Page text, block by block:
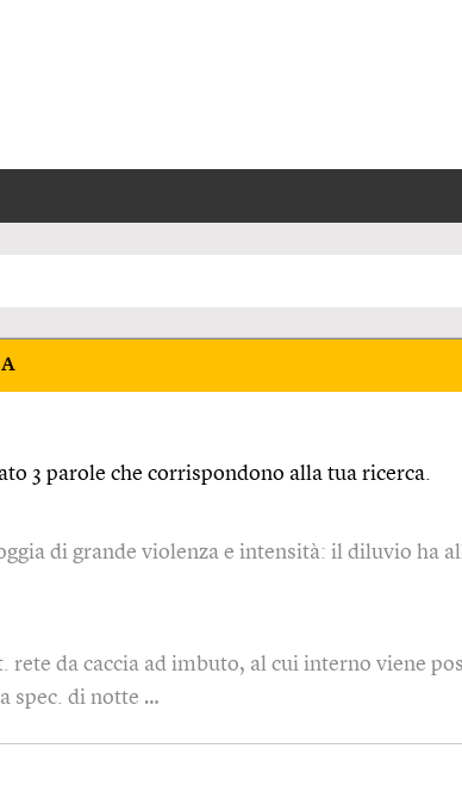
3 parole che corrispondono alla tua ricerca.
di grande violenza e intensità: il diluvio ha
rete da caccia ad imbuto, al cui interno viene
spec. di notte …